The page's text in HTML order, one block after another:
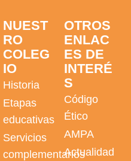
NUEST
RO
COLEG
IO
Historia
Etapas
educativas
Servicios
complementarios
OTROS
ENLAC
ES DE
INTERÉ
S
Código
Ético
AMPA
Actualidad